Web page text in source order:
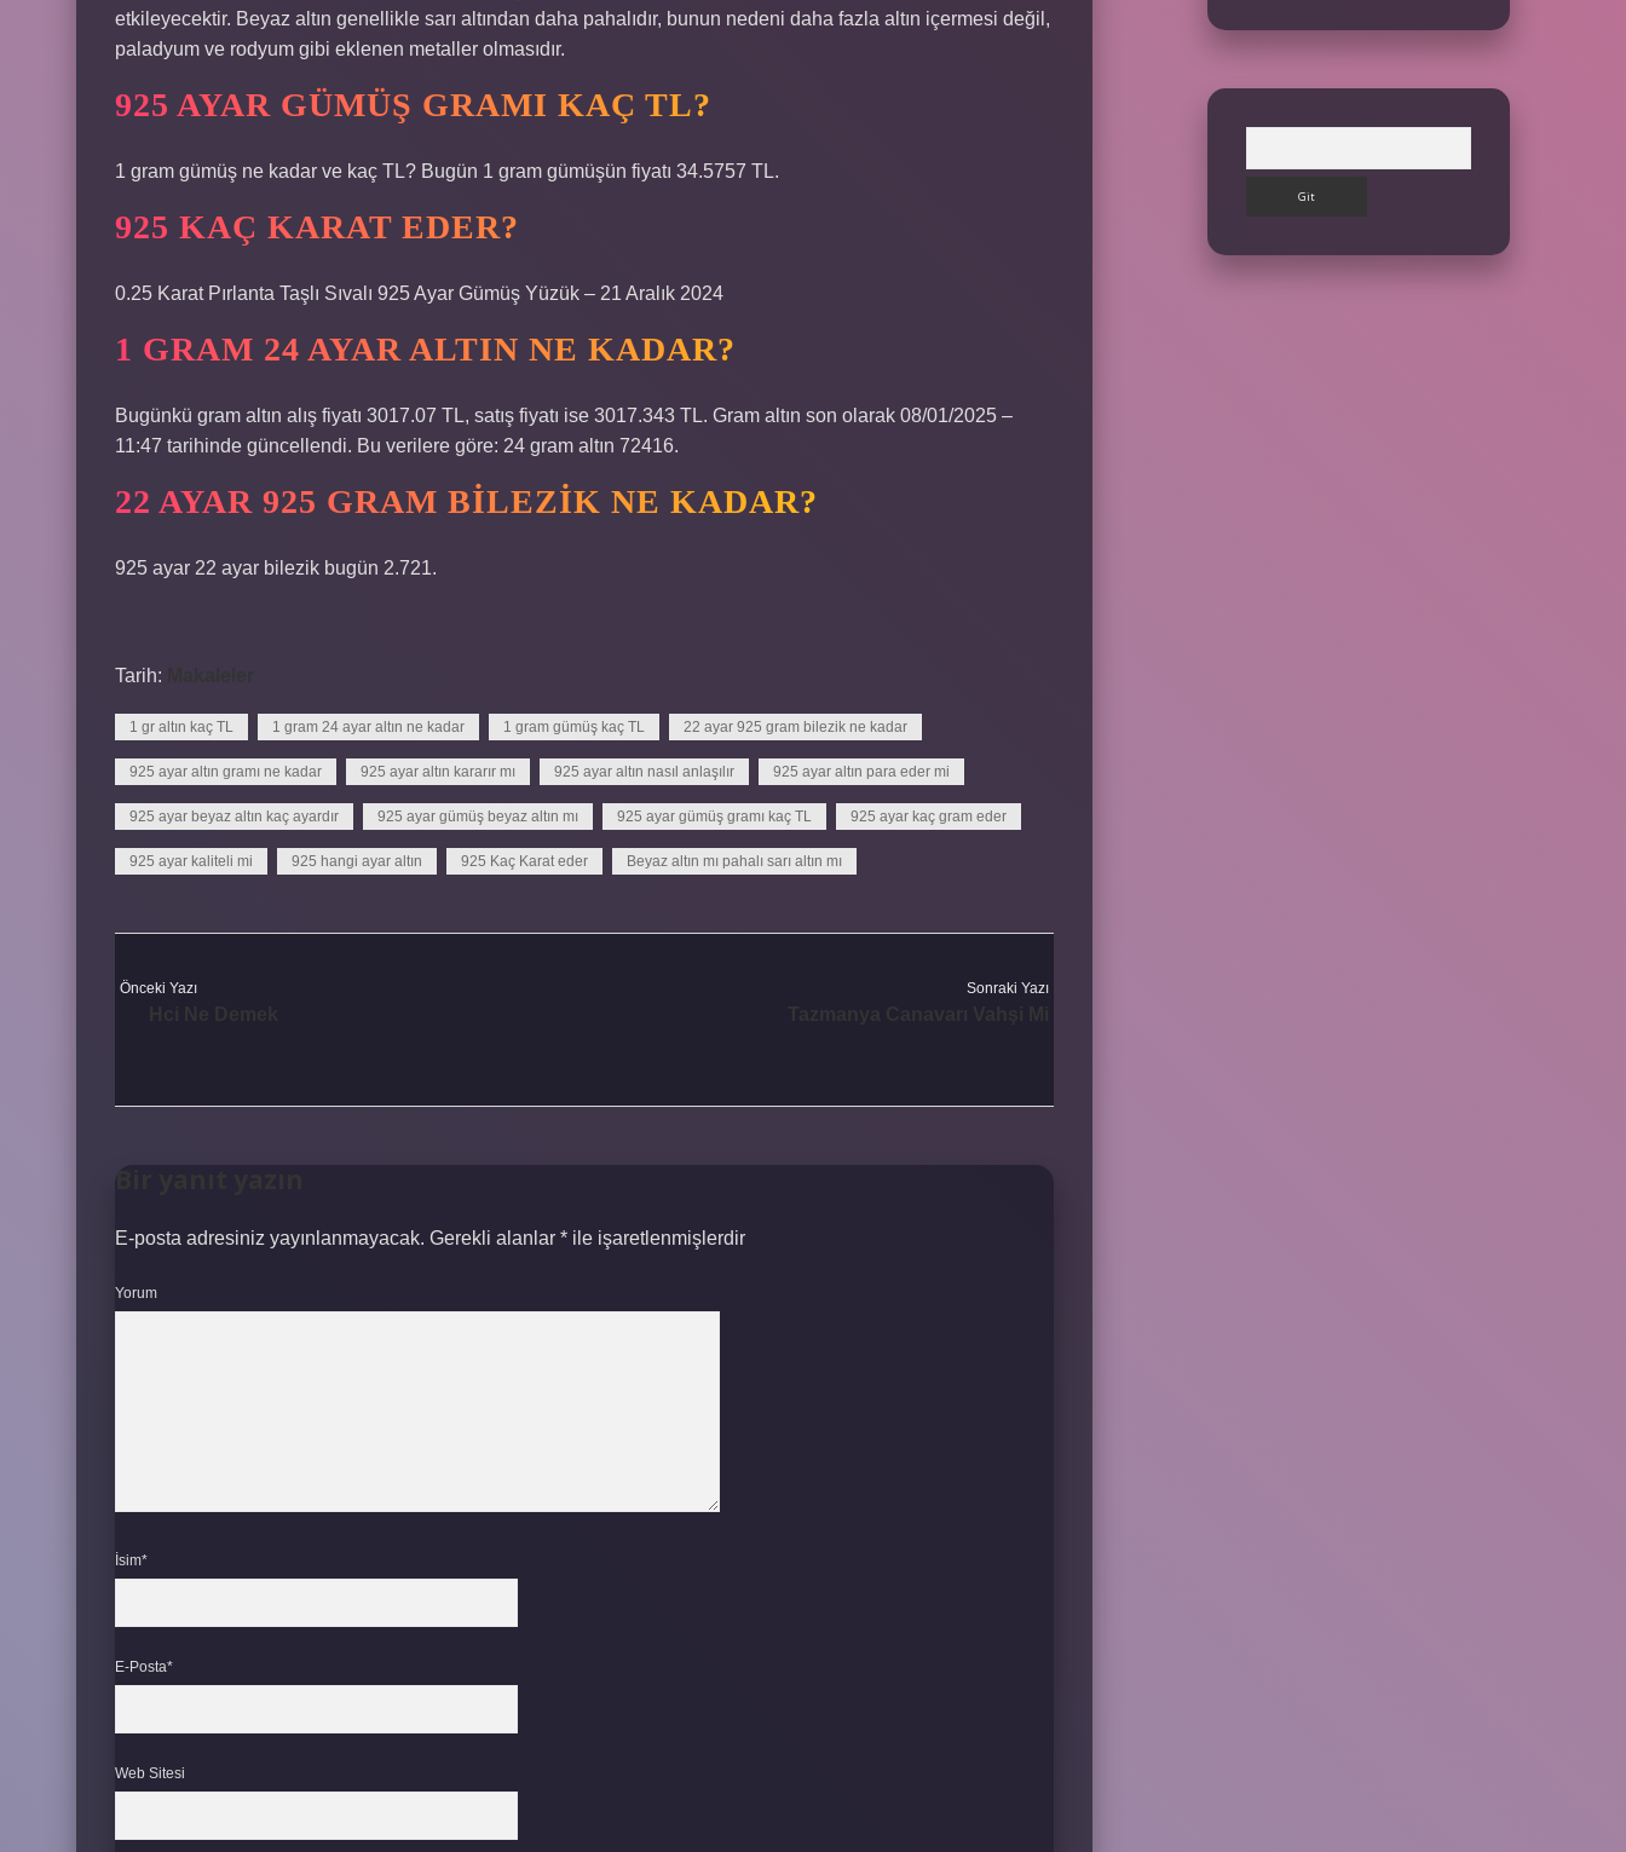
etkileyecektir. Beyaz altın genellikle sarı altından daha pahalıdır, bunun nedeni daha fazla altın içermesi değil,
paladyum ve rodyum gibi eklenen metaller olmasıdır.
925 AYAR GÜMÜŞ GRAMI KAÇ TL?
1 gram gümüş ne kadar ve kaç TL? Bugün 1 gram gümüşün fiyatı 34.5757 TL.
925 KAÇ KARAT EDER?
0.25 Karat Pırlanta Taşlı Sıvalı 925 Ayar Gümüş Yüzük – 21 Aralık 2024
1 GRAM 24 AYAR ALTIN NE KADAR?
Bugünkü gram altın alış fiyatı 3017.07 TL, satış fiyatı ise 3017.343 TL. Gram altın son olarak 08/01/2025 –
11:47 tarihinde güncellendi. Bu verilere göre: 24 gram altın 72416.
22 AYAR 925 GRAM BILEZIK NE KADAR?
925 ayar 22 ayar bilezik bugün 2.721.
Tarih: Makaleler
1 gr altın kaç TL 1 gram 24 ayar altın ne kadar 1 gram gümüş kaç TL 22 ayar 925 gram bilezik ne kadar
925 ayar altın gramı ne kadar 925 ayar altın kararır mı 925 ayar altın nasıl anlaşılır 925 ayar altın para eder mi
925 ayar beyaz altın kaç ayardır 925 ayar gümüş beyaz altın mı 925 ayar gümüş gramı kaç TL 925 ayar kaç gram eder
925 ayar kaliteli mi 925 hangi ayar altın 925 Kaç Karat eder Beyaz altın mı pahalı sarı altın mı
Önceki Yazı Sonraki Yazı
E-posta adresiniz yayınlanmayacak. Gerekli alanlar * ile işaretlenmişlerdir
Yorum
İsim*
E-Posta*
Web Sitesi